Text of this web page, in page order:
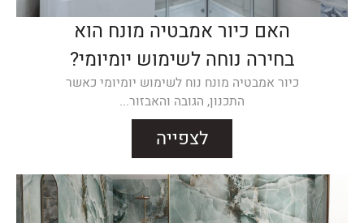
האם כיור אמבטיה מונח הוא
בחירה נוחה לשימוש יומיומי?
כיור אמבטיה מונח נוח לשימוש יומיומי כאשר
התכנון, הגובה והאבזור...
לצפייה